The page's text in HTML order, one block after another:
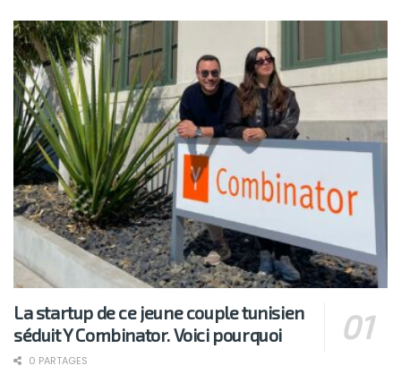
La startup de ce jeune couple tunisien
séduit Y Combinator. Voici pourquoi
0 PARTAGES